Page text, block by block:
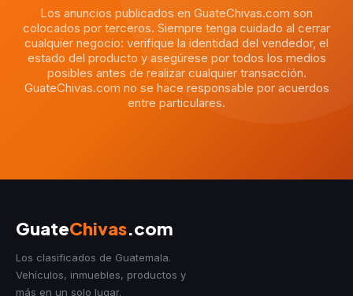
Los anuncios publicados en GuateChivas.com son
colocados por terceros. Siempre tenga cuidado al cerrar
cualquier negocio: verifique la identidad del vendedor, el
estado del producto y asegúrese por todos los medios
posibles antes de realizar cualquier transacción.
GuateChivas.com no se hace responsable por acuerdos
entre particulares.
GuateChivas.com
Los clasificados de Guatemala.
Vehículos, inmuebles, productos y
más en un solo lugar.